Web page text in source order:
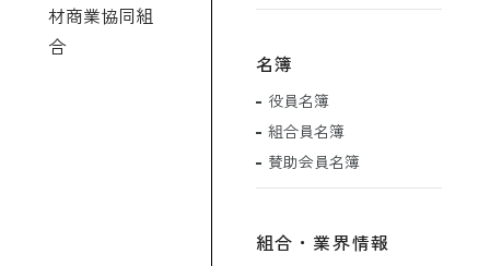
材商業協同組
合
名簿
役員名簿
組合員名簿
賛助会員名簿
組合・業界情報